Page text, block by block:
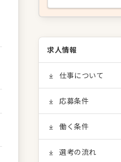
求人情報
仕事について
応募条件
働く条件
選考の流れ